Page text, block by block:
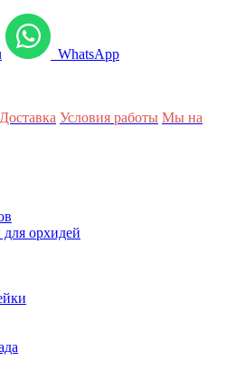
WhatsApp
Доставка Условия работы Мы на
орхидей